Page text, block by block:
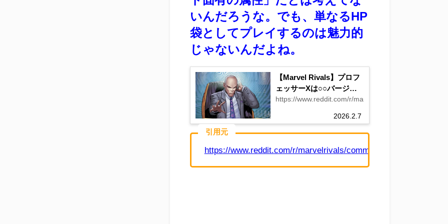
いんだろうな。 でも、単なるHP
袋としてプレイするのは魅力的
じゃないんだよね。
【Marvel Rivals】プロフ
ェッサーXは○○バージョ
ンで実装してほしい
2026.2.7
https://www.reddit.com/r/marvelrivals/comments/
引用元
https://www.reddit.com/r/marvelrivals/comments/1r8gjbg/